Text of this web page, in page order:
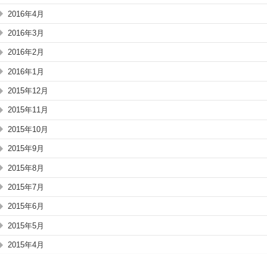
2016年4月
2016年3月
2016年2月
2016年1月
2015年12月
2015年11月
2015年10月
2015年9月
2015年8月
2015年7月
2015年6月
2015年5月
2015年4月